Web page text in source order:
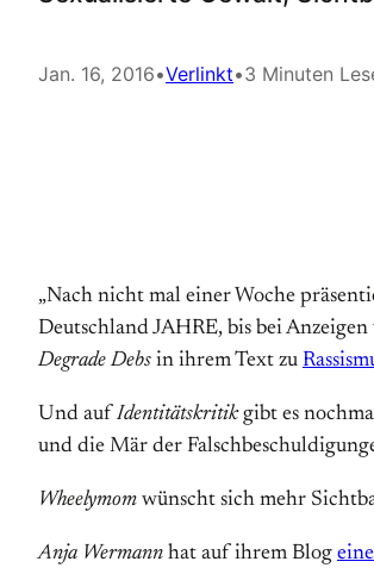
Jan. 16, 2016•Verlinkt•3 Minuten
„Nach nicht mal einer Woche
Deutschland JAHRE, bis bei
Degrade Debs in ihrem Text zu
Und auf Identitätskritikgibt es
und die Mär der
Wheelymom wünscht sich mehr
Anja Wermann hat auf ihrem Blog